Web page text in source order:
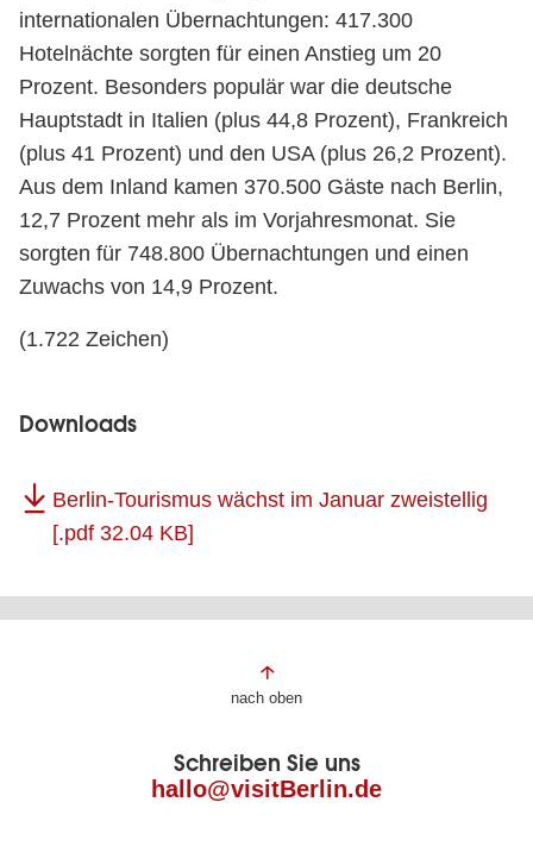
internationalen Übernachtungen: 417.300
Hotelnächte sorgten für einen Anstieg um 20
Prozent. Besonders populär war die deutsche
Hauptstadt in Italien (plus 44,8 Prozent), Frankreich
(plus 41 Prozent) und den USA (plus 26,2 Prozent).
Aus dem Inland kamen 370.500 Gäste nach Berlin,
12,7 Prozent mehr als im Vorjahresmonat. Sie
sorgten für 748.800 Übernachtungen und einen
Zuwachs von 14,9 Prozent.
(1.722 Zeichen)
Downloads
Berlin-Tourismus wächst im Januar zweistellig
[.pdf 32.04 KB]
Fußbereich
Seite
nach oben
Schreiben Sie uns
hallo@visitBerlin.de